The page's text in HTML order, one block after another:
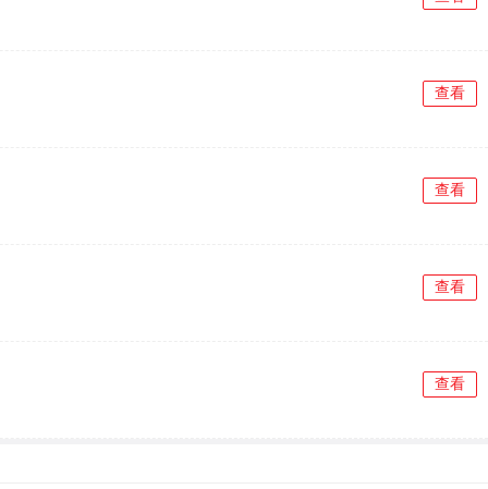
查看
查看
查看
查看